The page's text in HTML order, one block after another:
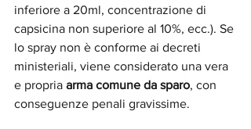
inferiore a 20ml, concentrazione di
capsicina non superiore al 10%, ecc.). Se
lo spray non è conforme ai decreti
ministeriali, viene considerato una vera
e propria arma comune da sparo, con
conseguenze penali gravissime.